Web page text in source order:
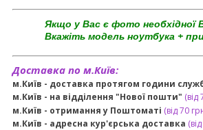
Якщо у Вас є фото необхідної
Вкажіть модель ноутбука +
Доставка по м.Київ:
м.Київ - доставка протягом години
м.Київ - на відділення "Нової пошти" (від
м.Київ - отримання у Поштоматі (від 70
м.Київ - адресна кур'єрська доставка (від